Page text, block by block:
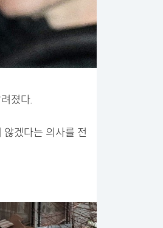
졌다.
겠다는 의사를 전